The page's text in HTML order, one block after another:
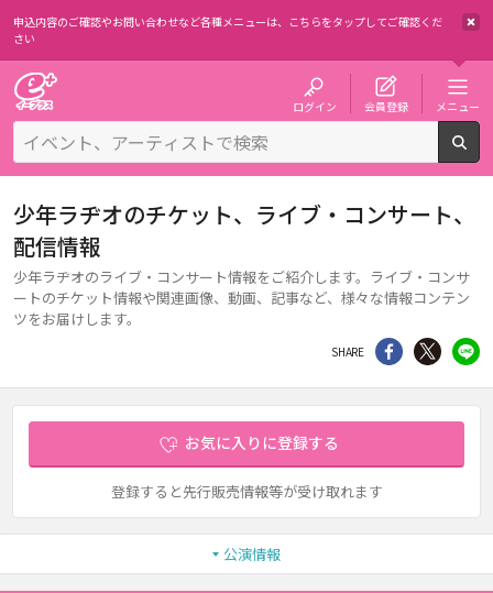
申込内容のご確認やお問い合わせなど各種メニューは、 こちらをタップしてご確認くだ
さい
ログイン 会員登録 メニュー
少年ラヂオのチケット、ライブ・コンサート、
配信情報
少年ラヂオのライブ・コンサート情報をご紹介します。ライブ・コンサ
ートのチケット情報や関連画像、動画、記事など、様々な情報コンテン
ツをお届けします。
SHARE シェア Twitter
お気に入りに登録する
登録すると先行販売情報等が受け取れます
公演情報